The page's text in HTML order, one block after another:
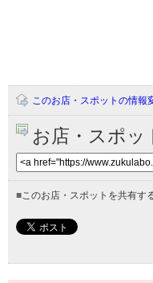
このお店・スポットの情報
お店・スポッ
■このお店・スポットを共有す